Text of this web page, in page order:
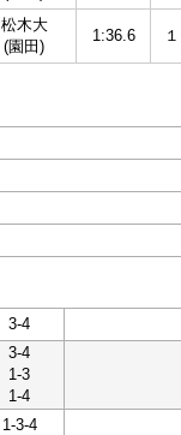
松木大
(園田)
1:36.6
3-4
3-4
1-3
1-4
1-3-4